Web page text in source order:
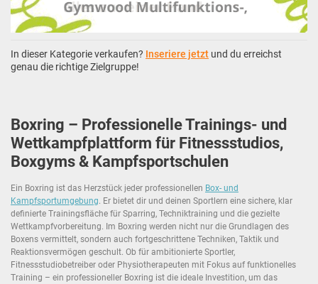
In dieser Kategorie verkaufen? Inseriere jetzt und du erreichst
genau die richtige Zielgruppe!
Boxring – Professionelle Trainings- und
Wettkampfplattform für Fitnessstudios,
Boxgyms & Kampfsportschulen
Ein Boxring ist das Herzstück jeder professionellen Box- und
Kampfsportumgebung. Er bietet dir und deinen Sportlern eine sichere, klar
definierte Trainingsfläche für Sparring, Techniktraining und die gezielte
Wettkampfvorbereitung. Im Boxring werden nicht nur die Grundlagen des
Boxens vermittelt, sondern auch fortgeschrittene Techniken, Taktik und
Reaktionsvermögen geschult. Ob für ambitionierte Sportler,
Fitnessstudiobetreiber oder Physiotherapeuten mit Fokus auf funktionelles
Training – ein professioneller Boxring ist die ideale Investition, um das